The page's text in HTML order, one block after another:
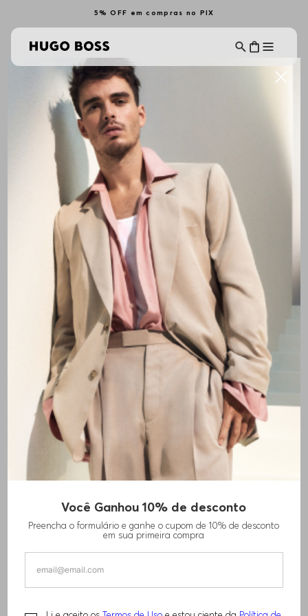
5% OFF em compras no PIX
Você Ganhou 10% de desconto
Preencha o formulário e ganhe o cupom de 10% de desconto
em sua primeira compra
CAMISETA COM PADRÃO DE JACQUARD EM